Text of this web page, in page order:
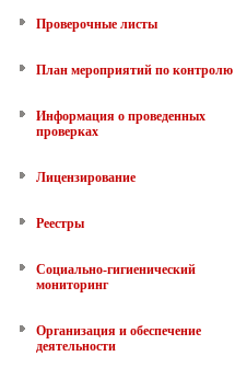
Проверочные листы
План мероприятий по контролю
Информация о проведенных
проверках
Лицензирование
Реестры
Социально-гигиенический
мониторинг
Организация и обеспечение
деятельности